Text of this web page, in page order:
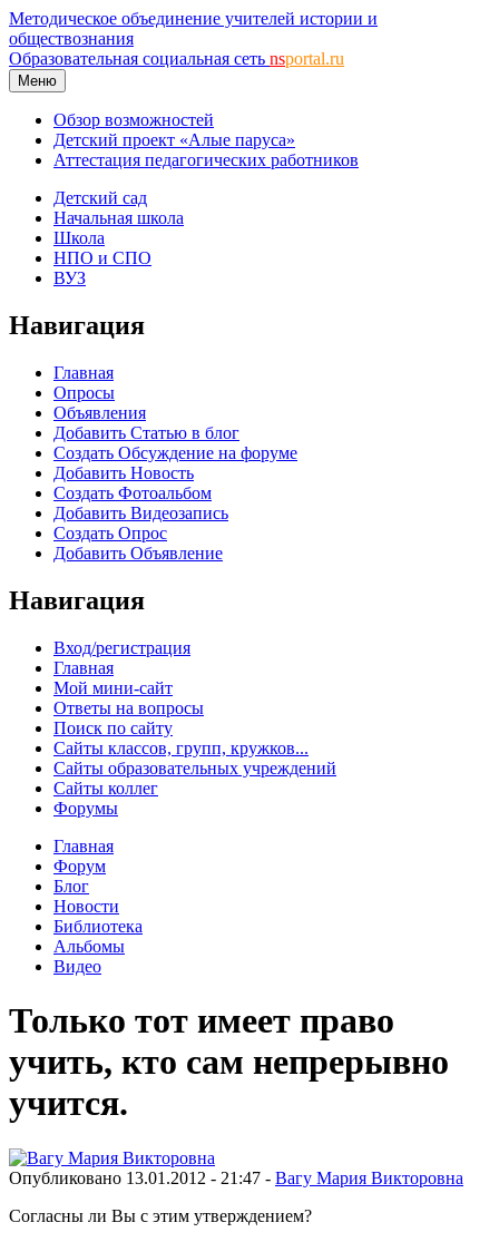
Методическое объединение учителей истории и
обществознания
Образовательная социальная сеть nsportal.ru
Меню
Обзор возможностей
Детский проект «Алые паруса»
Аттестация педагогических работников
Детский сад
Начальная школа
Школа
НПО и СПО
ВУЗ
Навигация
Главная
Опросы
Объявления
Добавить Статью в блог
Создать Обсуждение на форуме
Добавить Новость
Создать Фотоальбом
Добавить Видеозапись
Создать Опрос
Добавить Объявление
Навигация
Вход/регистрация
Главная
Мой мини-сайт
Ответы на вопросы
Поиск по сайту
Сайты классов, групп, кружков...
Сайты образовательных учреждений
Сайты коллег
Форумы
Главная
Форум
Блог
Новости
Библиотека
Альбомы
Видео
Только тот имеет право
учить, кто сам непрерывно
учится.
Опубликовано 13.01.2012 - 21:47 - Вагу Мария Викторовна
Согласны ли Вы с этим утверждением?